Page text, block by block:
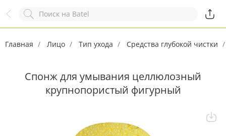
Назад
Главная Лицо Тип ухода Средства глубокой чистки
Спонж для умывания целлюлозный
крупнопористый фигурный
Появился вопрос?Заполните эту форму!